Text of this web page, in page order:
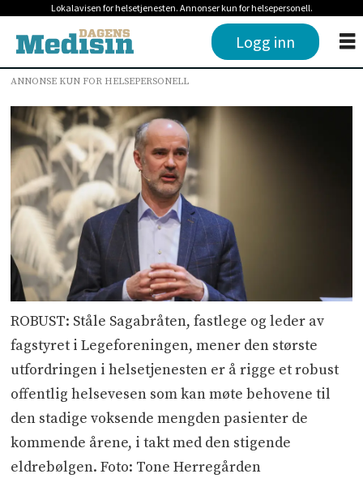
Lokalavisen for helsetjenesten. Annonser kun for helsepersonell.
Logg inn
ANNONSE KUN FOR HELSEPERSONELL
ROBUST: Ståle Sagabråten, fastlege og leder av
fagstyret i Legeforeningen, mener den største
utfordringen i helsetjenesten er å rigge et robust
offentlig helsevesen som kan møte behovene til
den stadige voksende mengden pasienter de
kommende årene, i takt med den stigende
eldrebølgen. Foto: Tone Herregården